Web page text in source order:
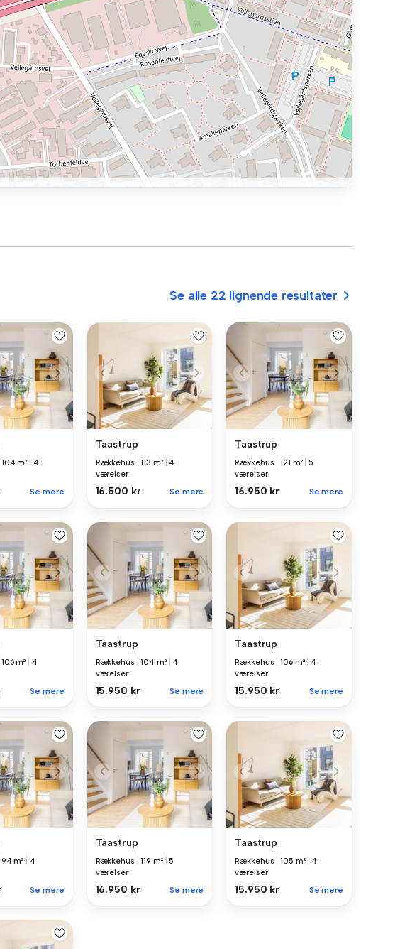
Se alle 22 lignende resultater
104 m²
4
Se mere
Taastrup
Rækkehus |113 m²
4
værelser
16.500 kr Se mere
Taastrup
Rækkehus |121 m² |5
værelser
16.950 kr Se mere
106 m²
4
Se mere
Taastrup
Rækkehus |104 m²
4
værelser
15.950 kr Se mere
Taastrup
Rækkehus |106 m²
4
værelser
15.950 kr Se mere
94 m²
4
Se mere
Taastrup
Rækkehus |119 m² |5
værelser
16.950 kr Se mere
Taastrup
Rækkehus |105 m²
4
værelser
15.950 kr Se mere